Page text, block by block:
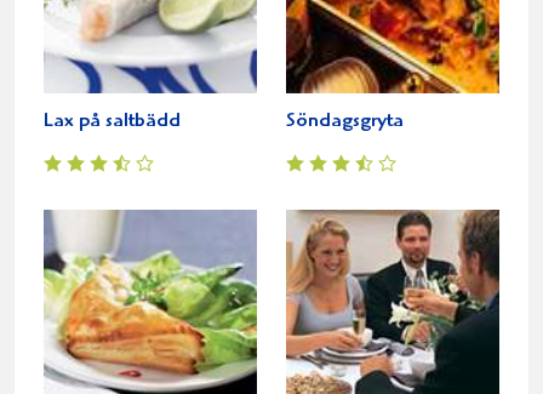
Lax på saltbädd Söndagsgryta